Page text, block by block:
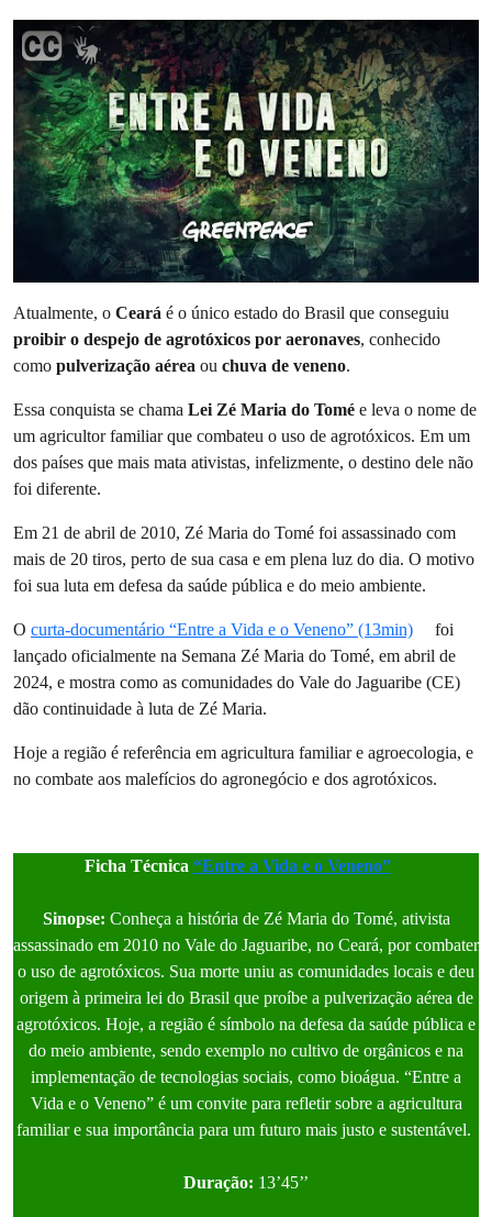
Atualmente, o Ceará é o único estado do Brasil que conseguiu
proibir o despejo de agrotóxicos por aeronaves, conhecido
como pulverização aérea ou chuva de veneno.
Essa conquista se chama Lei Zé Maria do Tomé e leva o nome de
um agricultor familiar que combateu o uso de agrotóxicos. Em um
dos países que mais mata ativistas, infelizmente, o destino dele não
foi diferente.
Em 21 de abril de 2010, Zé Maria do Tomé foi assassinado com
mais de 20 tiros, perto de sua casa e em plena luz do dia. O motivo
foi sua luta em defesa da saúde pública e do meio ambiente.
O curta-documentário “Entre a Vida e o Veneno” (13min)
foi
lançado oficialmente na Semana Zé Maria do Tomé, em abril de
2024, e mostra como as comunidades do Vale do Jaguaribe (CE)
dão continuidade à luta de Zé Maria.
Hoje a região é referência em agricultura familiar e agroecologia, e
no combate aos malefícios do agronegócio e dos agrotóxicos.
Ficha Técnica “Entre a Vida e o Veneno”
Sinopse: Conheça a história de Zé Maria do Tomé, ativista
assassinado em 2010 no Vale do Jaguaribe, no Ceará, por combater
o uso de agrotóxicos. Sua morte uniu as comunidades locais e deu
origem à primeira lei do Brasil que proíbe a pulverização aérea de
agrotóxicos. Hoje, a região é símbolo na defesa da saúde pública e
do meio ambiente, sendo exemplo no cultivo de orgânicos e na
implementação de tecnologias sociais, como bioágua. “Entre a
Vida e o Veneno” é um convite para refletir sobre a agricultura
familiar e sua importância para um futuro mais justo e sustentável.
Duração: 13’45’’